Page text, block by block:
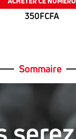
350FCFA
Sommaire